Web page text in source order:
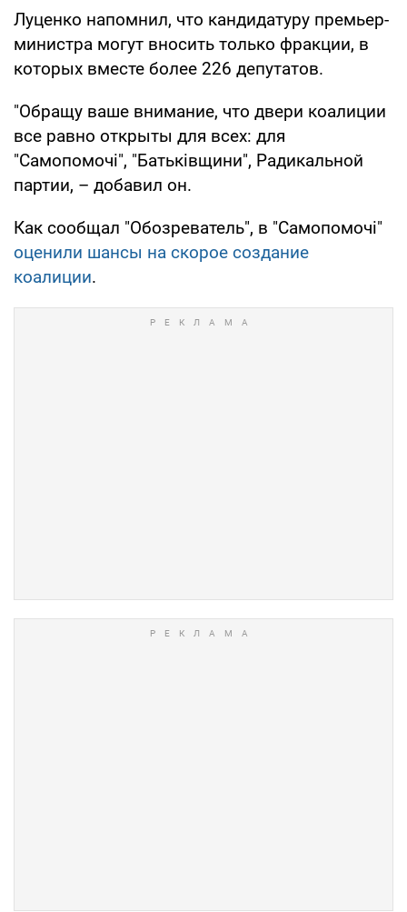
Луценко напомнил, что кандидатуру премьер-
министра могут вносить только фракции, в
которых вместе более 226 депутатов.
"Обращу ваше внимание, что двери коалиции
все равно открыты для всех: для
"Самопомочі", "Батьківщини", Радикальной
партии, – добавил он.
Как сообщал "Обозреватель", в "Самопомочі"
оценили шансы на скорое создание
коалиции.